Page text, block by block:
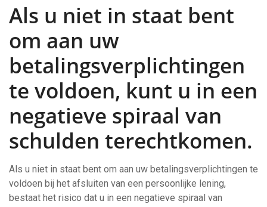
Als u niet in staat bent
om aan uw
betalingsverplichtingen
te voldoen, kunt u in een
negatieve spiraal van
schulden terechtkomen.
Als u niet in staat bent om aan uw betalingsverplichtingen te
voldoen bij het afsluiten van een persoonlijke lening,
bestaat het risico dat u in een negatieve spiraal van